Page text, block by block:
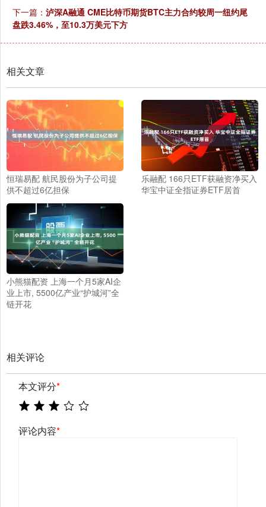
下一篇： 泸深A融通 CME比特币期货BTC主力合约较周一纽约尾
盘跌3.46%，至10.3万美元下方
相关文章
恒瑞易配 航民股份为子公司提
供不超过6亿担保
乐融配 166只ETF获融资净买入
华宝中证全指证券ETF居首
小熊猫配资 上海一个月5家AI企
业上市, 5500亿产业“护城河”全
链开花
相关评论
本文评分*
评论内容*